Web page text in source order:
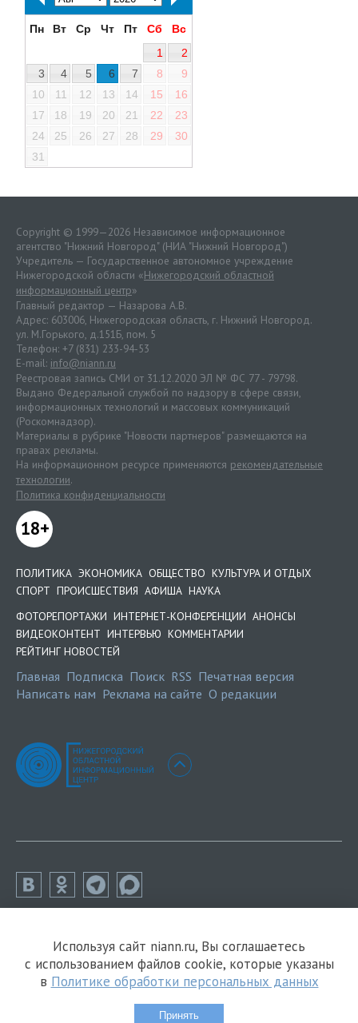
Пн Вт Ср Чт Пт Сб
Вс
1
2
3
4 5 6 7 8
9
10
11 12 13 14 15
16
17
18 19 20 21 22
23
24
25 26 27 28 29
30
31
Copyright © 1999—2026 Независимое информационное
агентство "Нижний Новгород" (НИА "Нижний Новгород")
Учредитель — Государственное автономное учреждение
Нижегородской области «Нижегородский областной
информационный центр»
Главный редактор — Назарова А.В.
Адрес: 603006, Нижегородская область, г. Нижний Новгород.
ул. М.Горького, д.151Б, пом. 5
Телефон: +7 (831) 233-94-53
E-mail: info@niann.ru
Реестровая запись СМИ от 31.12.2020 ЭЛ № ФС 77 - 79798.
Выдано Федеральной службой по надзору в сфере связи,
информационных технологий и массовых коммуникаций
(Роскомнадзор).
Материалы в рубрике "Новости партнеров" размещаются на
правах рекламы.
На информационном ресурсе применяются рекомендательные
технологии.
Политика конфиденциальности
18+
ПОЛИТИКА ЭКОНОМИКА ОБЩЕСТВО КУЛЬТУРА И ОТДЫХ
СПОРТ ПРОИСШЕСТВИЯ АФИША НАУКА
ФОТОРЕПОРТАЖИ ИНТЕРНЕТ-КОНФЕРЕНЦИИ АНОНСЫ
ВИДЕОКОНТЕНТ ИНТЕРВЬЮ КОММЕНТАРИИ
РЕЙТИНГ НОВОСТЕЙ
Главная Подписка Поиск RSS Печатная версия
Написать нам Реклама на сайте О редакции
Используя сайт niann.ru, Вы соглашаетесь
с использованием файлов cookie, которые указаны
в Политике обработки персональных данных
Принять